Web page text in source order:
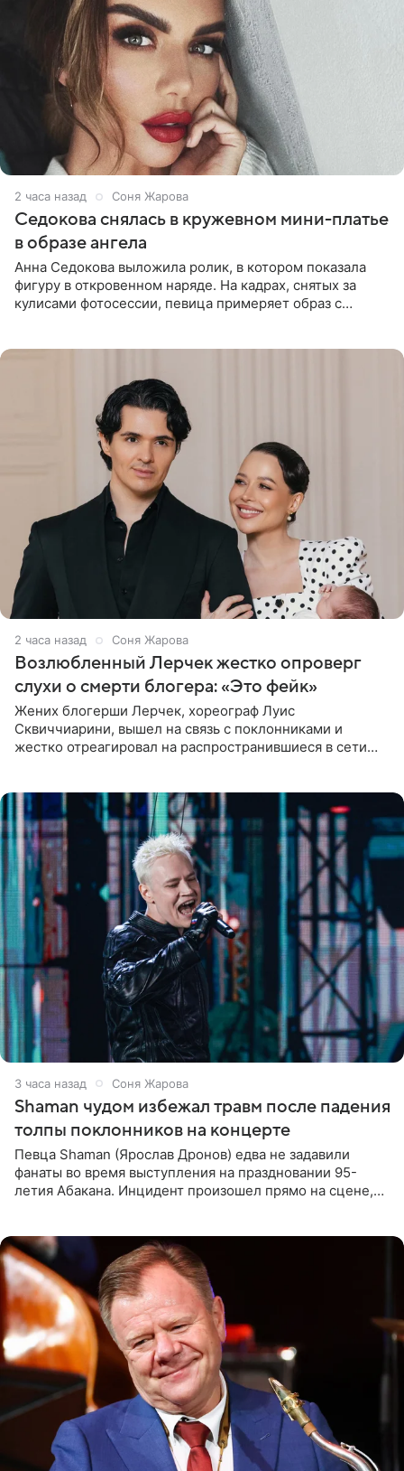
2 часа назад Соня Жарова
Седокова снялась в кружевном мини-платье
в образе ангела
Анна Седокова выложила ролик, в котором показала
фигуру в откровенном наряде. На кадрах, снятых за
кулисами фотосессии, певица примеряет образ с
2 часа назад Соня Жарова
Возлюбленный Лерчек жестко опроверг
слухи о смерти блогера: «Это фейк»
Жених блогерши Лерчек, хореограф Луис
Сквиччиарини, вышел на связь с поклонниками и
жестко отреагировал на распространившиеся в сети
3 часа назад Соня Жарова
Shaman чудом избежал травм после падения
толпы поклонников на концерте
Певца Shaman (Ярослав Дронов) едва не задавили
фанаты во время выступления на праздновании 95-
летия Абакана. Инцидент произошел прямо на сцене,